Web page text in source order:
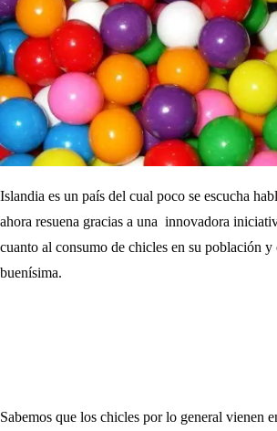
Islandia es un país del cual poco se escucha
ahora resuena gracias a una innovadora
cuanto al consumo de chicles en su población y
buenísima.
Sabemos que los chicles por lo general vienen